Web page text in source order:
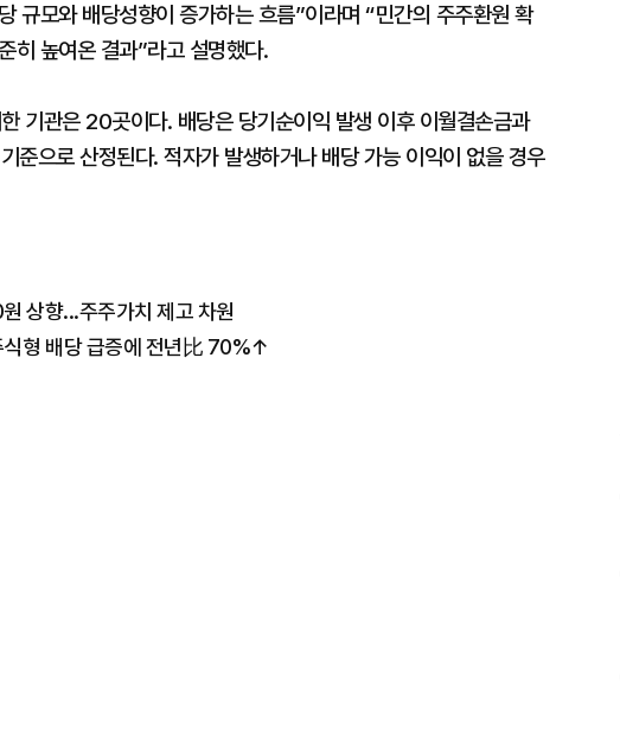
규모와 배당성향이 증가하는 흐름”이라며 “민간의 주주환원 확
히 높여온 결과”라고 설명했다.
기관은 20곳이다. 배당은 당기순이익 발생 이후 이월결손금과
준으로 산정된다. 적자가 발생하거나 배당 가능 이익이 없을 경우
상향...주주가치 제고 차원
형 배당 급증에 전년比 70%↑